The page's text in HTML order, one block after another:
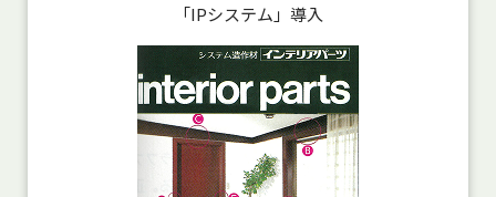
「IPシステム」導入